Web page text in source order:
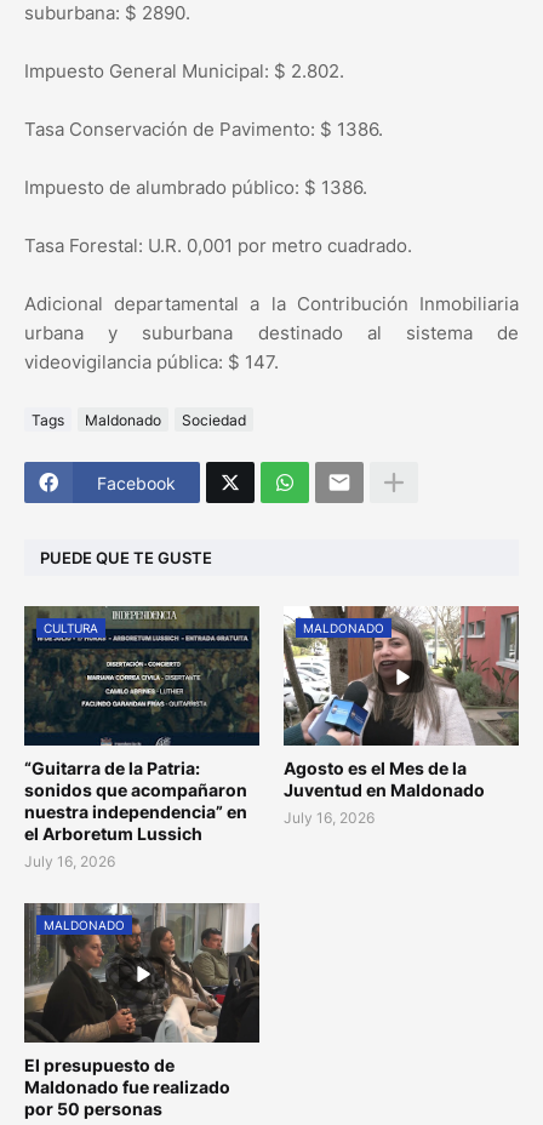
suburbana: $ 2890.
Impuesto General Municipal: $ 2.802.
Tasa Conservación de Pavimento: $ 1386.
Impuesto de alumbrado público: $ 1386.
Tasa Forestal: U.R. 0,001 por metro cuadrado.
Adicional departamental a la Contribución Inmobiliaria
urbana y suburbana destinado al sistema de
videovigilancia pública: $ 147.
Tags Maldonado Sociedad
Facebook
PUEDE QUE TE GUSTE
CULTURA
“Guitarra de la Patria:
sonidos que acompañaron
nuestra independencia” en
el Arboretum Lussich
July 16, 2026
MALDONADO
Agosto es el Mes de la
Juventud en Maldonado
July 16, 2026
MALDONADO
El presupuesto de
Maldonado fue realizado
por 50 personas